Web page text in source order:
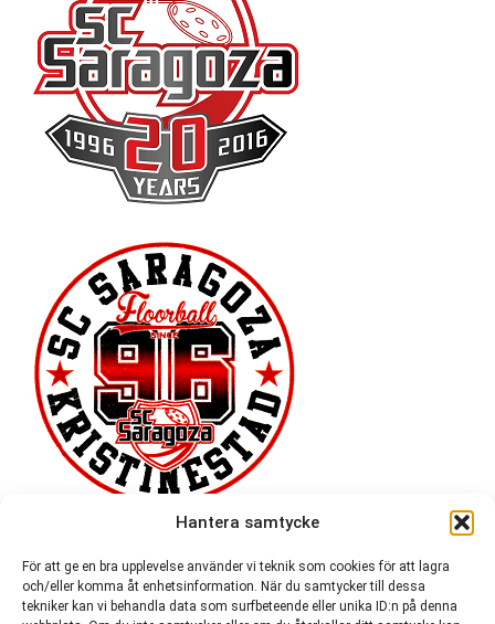
Hantera samtycke
För att ge en bra upplevelse använder vi teknik som cookies för att lagra
och/eller komma åt enhetsinformation. När du samtycker till dessa
tekniker kan vi behandla data som surfbeteende eller unika ID:n på denna